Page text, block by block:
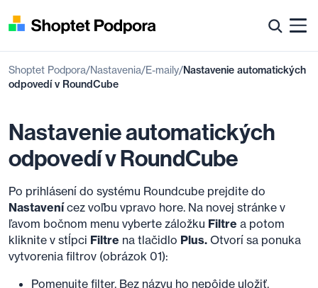
Shoptet Podpora Nastavenia E-maily Nastavenie automatických
odpovedí v RoundCube
Nastavenie automatických
odpovedí v RoundCube
Po prihlásení do systému Roundcube prejdite do
Nastavenícez voľbu vpravo hore. Na novej stránke v
ľavom bočnom menu vyberte záložku Filtre a potom
kliknite v stĺpci Filtre na tlačidlo Plus. Otvorí sa ponuka
vytvorenia filtrov (obrázok 01):
Pomenujte filter. Bez názvu ho nepôjde uložiť.